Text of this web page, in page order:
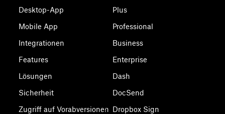
Desktop-App
Mobile App
Integrationen
Features
Lösungen
Sicherheit
Zugriff auf Vorabversionen
Plus
Professional
Business
Enterprise
Dash
DocSend
Dropbox Sign